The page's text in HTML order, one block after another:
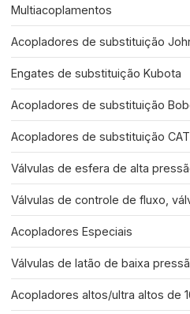
Multiacoplamentos
Acopladores de substituição
Engates de substituição Kubota
Acopladores de substituição
Acopladores de substituição CAT
Válvulas de esfera de alta
Válvulas de controle de fluxo,
Acopladores Especiais
Válvulas de latão de baixa
Acopladores altos/ultra altos de